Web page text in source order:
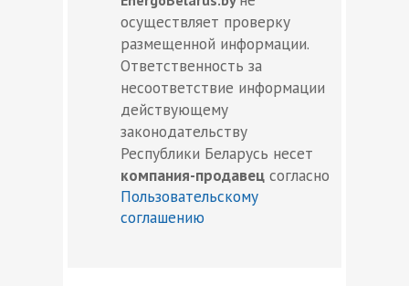
осуществляет проверку
размещенной информации.
Ответственность за
несоответствие информации
действующему
законодательству
Республики Беларусь несет
компания-продавец согласно
Пользовательскому
соглашению